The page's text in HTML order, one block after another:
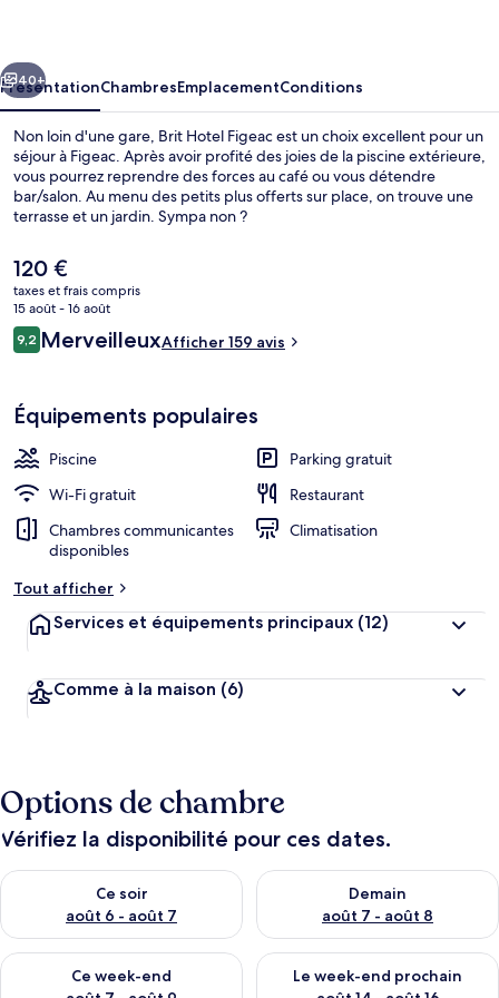
Suivant
40+
PrésentationChambresEmplacementConditions
Non loin d'une gare, Brit Hotel Figeac est un choix excellent pour un
séjour à Figeac. Après avoir profité des joies de la piscine extérieure,
vous pourrez reprendre des forces au café ou vous détendre
bar/salon. Au menu des petits plus offerts sur place, on trouve une
terrasse et un jardin. Sympa non ?
Le
prix
actuel
est
de
120 €
taxes et frais compris
15 août - 16 août
Avis
voyageurs
9,29,2 sur 10
MerveilleuxAfficher 159 avis
Équipements populaires
Piscine
Parking gratuit
Wi-Fi gratuit
Restaurant
Chambres communicantes
disponibles
Climatisation
Tout afficher
Services et équipements principaux (12)
Comme à la maison (6)
Options de chambre
Vérifiez la disponibilité pour ces dates.
Ce soir
août 6 - août 7
Vérifier la disponibilité pour ce soir août 6 - août 7
Demain
août 7 - août 8
Vérifier la disponibilité pour
Ce week-end
Vérifier la disponibilité pour ce week-end août 7 - août 9
Le week-end prochain
Vérifier la disponibilité pour